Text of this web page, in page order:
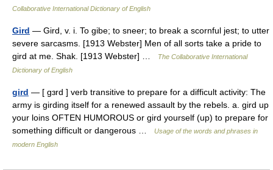
Collaborative International Dictionary of English
Gird — Gird, v. i. To gibe; to sneer; to break a scornful jest; to utter
severe sarcasms. [1913 Webster] Men of all sorts take a pride to
gird at me. Shak. [1913 Webster] …
The Collaborative International
Dictionary of English
gird — [ gɜrd ] verb transitive to prepare for a difficult activity: The
army is girding itself for a renewed assault by the rebels. a. gird up
your loins OFTEN HUMOROUS or gird yourself (up) to prepare for
something difficult or dangerous …
Usage of the words and phrases in
modern English